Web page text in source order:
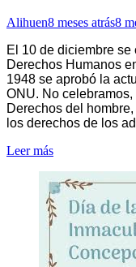
Alihuen8 meses atrás8
El 10 de diciembre
Derechos Humanos
1948 se aprobó la
ONU. No
Derechos del
los derechos de los
Leer más